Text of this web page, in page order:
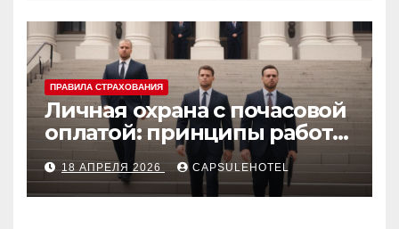
ПРАВИЛА СТРАХОВАНИЯ
Личная охрана с почасовой
оплатой: принципы работы
и правовые аспекты
18 АПРЕЛЯ 2026 CAPSULEHOTEL